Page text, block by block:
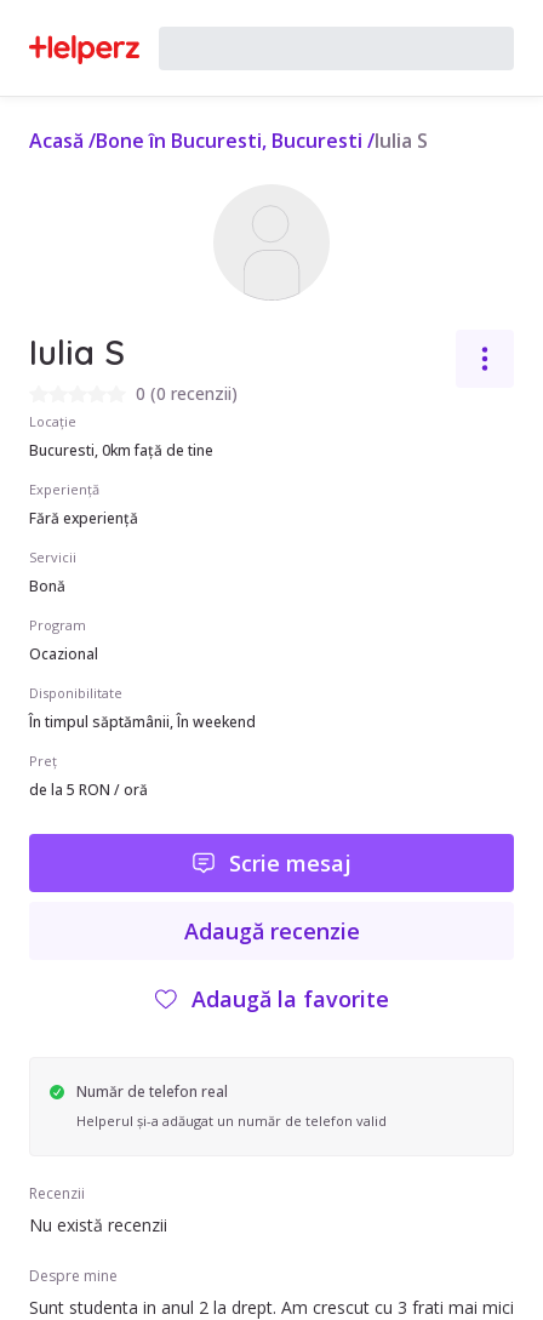
Acasă /Bone în Bucuresti, Bucuresti /Iulia S
Iulia S
0 (0 recenzii)
Locație
Bucuresti, 0km față de tine
Experiență
Fără experiență
Servicii
Bonă
Program
Ocazional
Disponibilitate
În timpul săptămânii, În weekend
Preț
de la 5 RON / oră
Scrie mesaj
Adaugă recenzie
Adaugă la favorite
Număr de telefon real
Helperul și-a adăugat un număr de telefon valid
Recenzii
Nu există recenzii
Despre mine
Sunt studenta in anul 2 la drept. Am crescut cu 3 frati mai mici